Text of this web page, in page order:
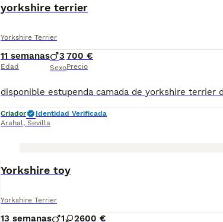
yorkshire terrier
Yorkshire Terrier
11 semanas
Edad
3
Sexo
700 €
Precio
Criador
Identidad Verificada
Arahal, Sevilla
Yorkshire toy
Yorkshire Terrier
13 semanas 1 2600 €